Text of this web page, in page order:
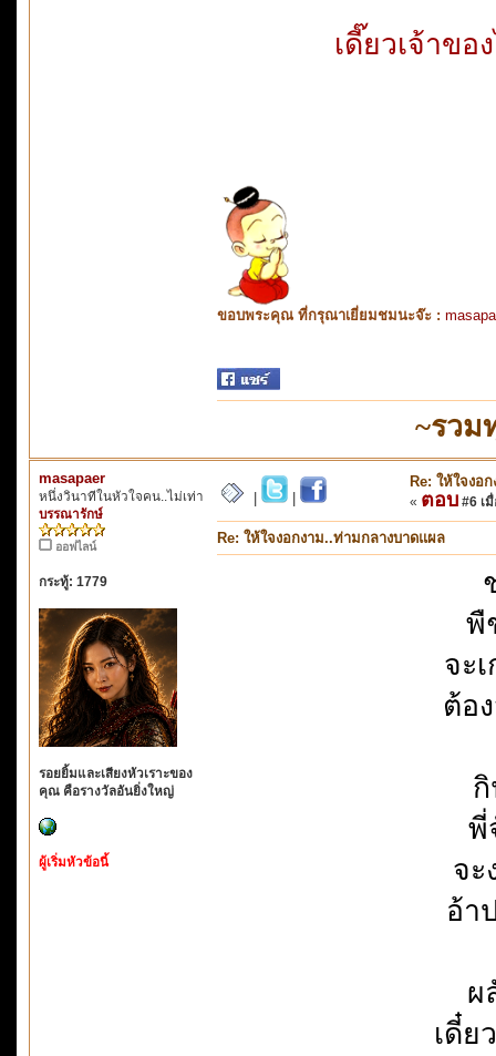
เดี๊ยวเจ้าข
ขอบพระคุณ ที่กรุณาเยี่ยมชมนะจ๊ะ :
~รวม
masapaer
หนึ่งวินาทีในหัวใจคน..ไม่เท่า
บรรณารักษ์
ออฟไลน์
กระทู้: 1779
รอยยิ้มและเสียงหัวเราะของ
คุณ คือรางวัลอันยิ่งใหญ่
ผู้เริ่มหัวข้อนี้
Re: ให้ใจงอ
« ตอบ #6 เ
Re: ให้ใจงอกงาม..ท่ามกลางบาดแผล
พื
จะ
ต้อ
พี่
จะ
อ้า
ผ
เดี๋ย